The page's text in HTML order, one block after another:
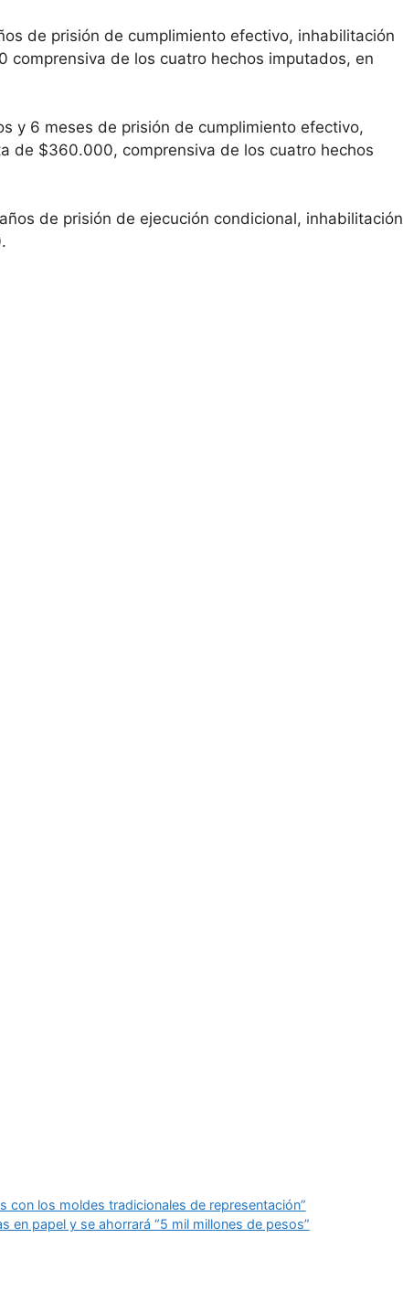
de prisión de cumplimiento efectivo, inhabilitación
de los cuatro hechos imputados, en
y 6 meses de prisión de cumplimiento efectivo,
de $360.000, comprensiva de los cuatro hechos
de prisión de ejecución condicional, inhabilitación
con los moldes tradicionales de representación”
en papel y se ahorrará “5 mil millones de pesos”